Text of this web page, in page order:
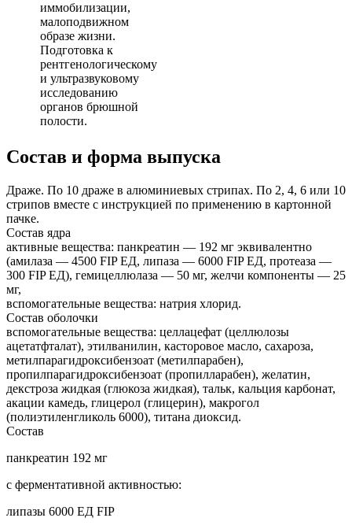
иммобилизации,
малоподвижном
образе жизни.
Подготовка к
рентгенологическому
и ультразвуковому
исследованию
органов брюшной
полости.
Состав и форма выпуска
Драже. По 10 драже в алюминиевых стрипах. По 2, 4, 6 или 10
стрипов вместе с инструкцией по применению в картонной
пачке.
Состав ядра
активные вещества: панкреатин — 192 мг эквивалентно
(амилаза — 4500 FIP ЕД, липаза — 6000 FIP ЕД, протеаза —
300 FIP ЕД), гемицеллюлаза — 50 мг, желчи компоненты — 25
мг,
вспомогательные вещества: натрия хлорид.
Состав оболочки
вспомогательные вещества: целлацефат (целлюлозы
ацетатфталат), этилванилин, касторовое масло, сахароза,
метилпарагидроксибензоат (метилпарабен),
пропилпарагидроксибензоат (пропилларабен), желатин,
декстроза жидкая (глюкоза жидкая), тальк, кальция карбонат,
акации камедь, глицерол (глицерин), макрогол
(полиэтиленгликоль 6000), титана диоксид.
Состав
панкреатин 192 мг
с ферментативной активностью:
липазы 6000 ЕД FIP